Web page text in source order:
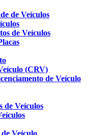
de Veículos
de Veículos
(CRV)
de Veículo
de Veículos
Veículo